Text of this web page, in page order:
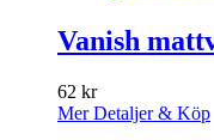
Vanish
62 kr
Mer Detaljer & Köp